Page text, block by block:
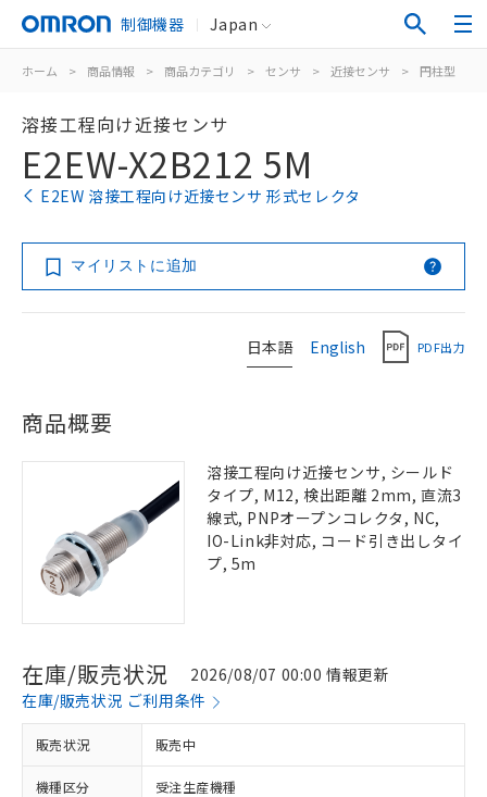
制御機器 Japan
ホーム > 商品情報 > 商品カテゴリ > センサ > 近接センサ > 円柱型
溶接工程向け近接センサ
E2EW-X2B212 5M
E2EW 溶接工程向け近接センサ 形式セレクタ
マイリストに追加
日本語 English PDF出力
商品概要
溶接工程向け近接センサ, シールド
タイプ, M12, 検出距離 2mm, 直流3
線式, PNPオープンコレクタ, NC,
IO-Link非対応, コード引き出しタイ
プ, 5m
在庫/販売状況
2026/08/07 00:00 情報更新
在庫/販売状況 ご利用条件
販売状況 販売中
機種区分 受注生産機種